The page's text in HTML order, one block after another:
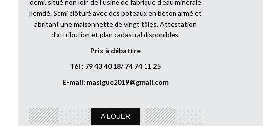
demi, situé non loin de l’usine de fabrique d’eau minérale
Ilemdé. Semi clôturé avec des poteaux en béton armé et
abritant une maisonnette de vingt tôles. Attestation
d’attribution et plan cadastral disponibles.
Prix à débattre
Tél : 79 43 40 18/ 74 74 11 25
E-mail: masigue2019@gmail.com
A LOUER